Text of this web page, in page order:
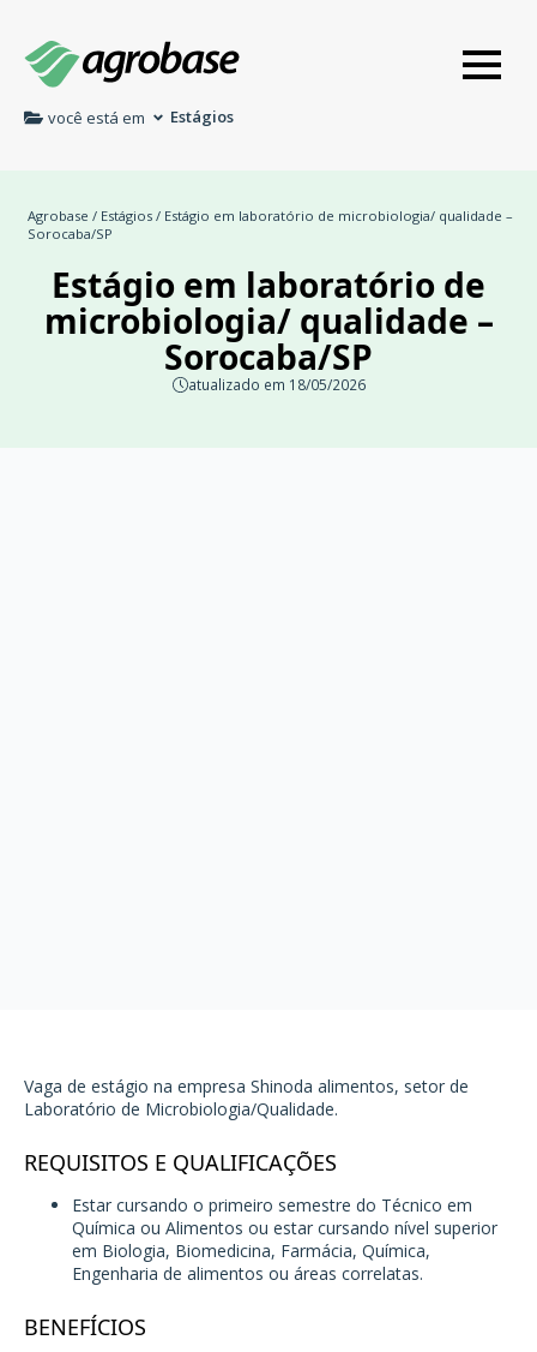
você está em Estágios
Agrobase / Estágios / Estágio em laboratório de microbiologia/ qualidade –
Sorocaba/SP
Estágio em laboratório de
microbiologia/ qualidade –
Sorocaba/SP
atualizado em 18/05/2026
Vaga de estágio na empresa Shinoda alimentos, setor de
Laboratório de Microbiologia/Qualidade.
REQUISITOS E QUALIFICAÇÕES
Estar cursando o primeiro semestre do Técnico em
Química ou Alimentos ou estar cursando nível superior
em Biologia, Biomedicina, Farmácia, Química,
Engenharia de alimentos ou áreas correlatas.
BENEFÍCIOS